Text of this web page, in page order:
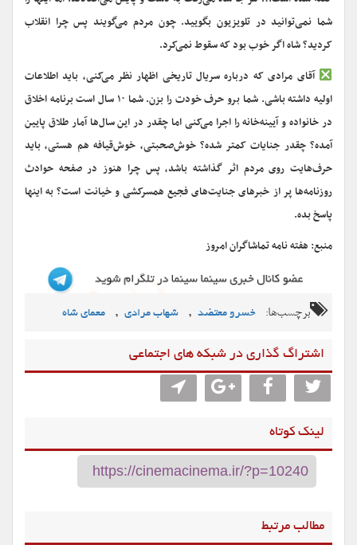
شما نمی‌توانید در تلویزیون بگویید. چون مردم می‌گویند پس چرا انقلاب
کردید؟ شاه اگر خوب بود که سقوط نمی‌کرد.
آقای مرادی که درباره سریال تاریخی اظهار نظر می‌کنی، باید اطلاعات
اولیه داشته باشی. شما برو حرف خودت را بزن. شما ۱۰ سال است برنامه اخلاق
در خانواده و آیینه‌خانه را اجرا می‌کنی اما چقدر در این سال‌ها آمار طلاق پایین
آمده؟ چقدر جنایات کمتر شده؟ خوش‌صحبتی، خوش‌قیافه هم هستی، باید
حرف‌هایت روی مردم اثر گذاشته باشد، پس چرا هنوز در صفحه حوادث
روزنامه‌ها پر از خبرهای جنایت‌های فجیع‏ همسرکشی‏ و خیانت است؟ به اینها
پاسخ بده.
منبع: هفته نامه تماشاگران امروز
برچسب‌ها: خسرو معتضد , شهاب مرادی , معمای شاه
اشتراگ گذاری در شبکه های اجتماعی
لینک کوتاه
مطالب مرتبط